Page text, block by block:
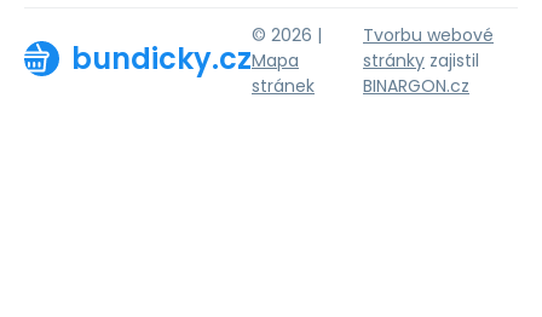
bundicky.cz
© 2026 |
Mapa
stránek
Tvorbu webové
stránky zajistil
BINARGON.cz